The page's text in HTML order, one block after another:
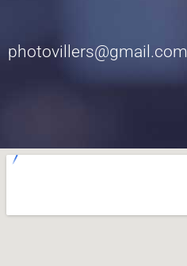
photovillers@gmail.com